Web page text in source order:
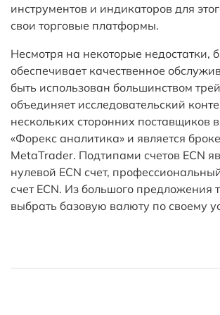
инструментов и индикаторов для
свои торговые платформы.
Несмотря на некоторые недостатки,
обеспечивает качественное
быть использован большинством
объединяет исследовательский
нескольких сторонних поставщиков
«Форекс аналитика» и является
MetaTrader. Подтипами счетов ECN
нулевой ECN счет,
счет ECN. Из большого предложения
выбрать базовую валюту по своему